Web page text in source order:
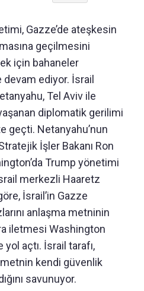
Gazze’de ateşkesin
geçilmesini
için bahaneler
devam ediyor. İsrail
Tel Aviv ile
diplomatik gerilimi
geçti. Netanyahu’nun
İşler Bakanı Ron
Trump yönetimi
merkezli Haaretz
İsrail’in Gazze
anlaşma metninin
iletmesi Washington
açtı. İsrail tarafı,
kendi güvenlik
savunuyor.